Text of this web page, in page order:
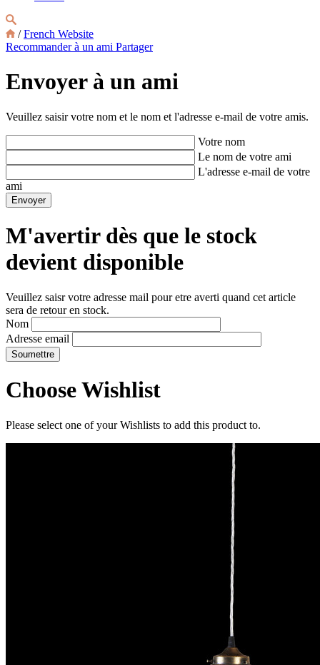
/French Website
Recommander à un ami Partager
Envoyer à un ami
Veuillez saisir votre nom et le nom et l'adresse e-mail de votre amis.
Votre nom
Le nom de votre ami
L'adresse e-mail de votre
ami
M'avertir dès que le stock
devient disponible
Veuillez saisr votre adresse mail pour etre averti quand cet article
sera de retour en stock.
Nom
Adresse email
Choose Wishlist
Please select one of your Wishlists to add this product to.